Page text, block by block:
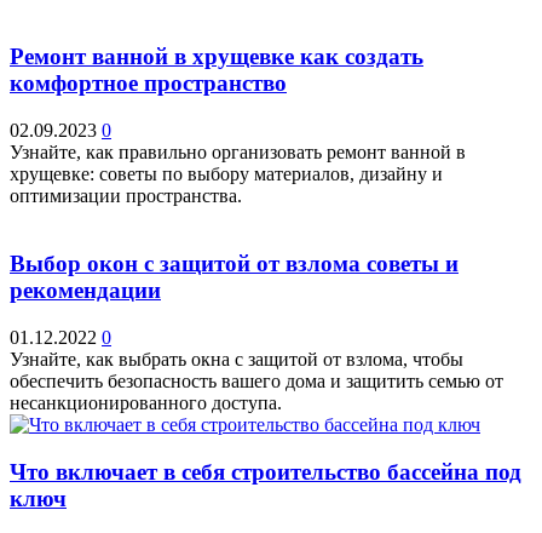
Ремонт ванной в хрущевке как создать
комфортное пространство
02.09.2023 0
Узнайте, как правильно организовать ремонт ванной в
хрущевке: советы по выбору материалов, дизайну и
оптимизации пространства.
Выбор окон с защитой от взлома советы и
рекомендации
01.12.2022 0
Узнайте, как выбрать окна с защитой от взлома, чтобы
обеспечить безопасность вашего дома и защитить семью от
несанкционированного доступа.
Что включает в себя строительство бассейна под
ключ